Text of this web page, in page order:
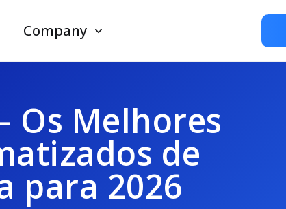
Company
Os Melhores
de
para 2026